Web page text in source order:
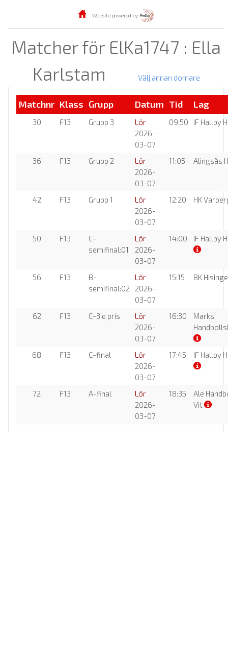
Website powered by
Matcher för ElKa1747 : Ella
Karlstam
Välj annan domare
Matchnr Klass Grupp Datum Tid Lag
30 F13 Grupp 3
Lör
2026-
03-07
09:50 IF Hallby
36 F13 Grupp 2
Lör
2026-
03-07
11:05 Alingsås
42 F13 Grupp 1
Lör
2026-
03-07
12:20 HK
50 F13
C-
semifinal:01
Lör
2026-
03-07
14:00 IF Hallby
56 F13
B-
semifinal:02
Lör
2026-
03-07
15:15 BK
62 F13 C-3.e pris
Lör
2026-
03-07
16:30
Marks
68 F13 C-final
Lör
2026-
03-07
17:45 IF Hallby
72 F13 A-final
Lör
2026-
03-07
18:35
Ale
Vit